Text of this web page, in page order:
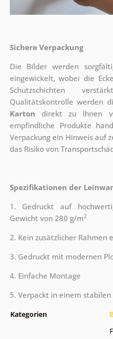
Sichere Verpackung
Die Bilder werden
eingewickelt, wobei die
Schutzschichten
Qualitätskontrolle werden
Karton direkt zu Ihnen
empfindliche Produkte
Verpackung ein Hinweis auf
das Risiko von
Spezifikationen der
1. Gedruckt auf
Gewicht von 280 g/m2
2. Kein zusätzlicher Rahmen
3. Gedruckt mit modernen
4. Einfache Montage
5. Verpackt in einem stabilen
Kategorien